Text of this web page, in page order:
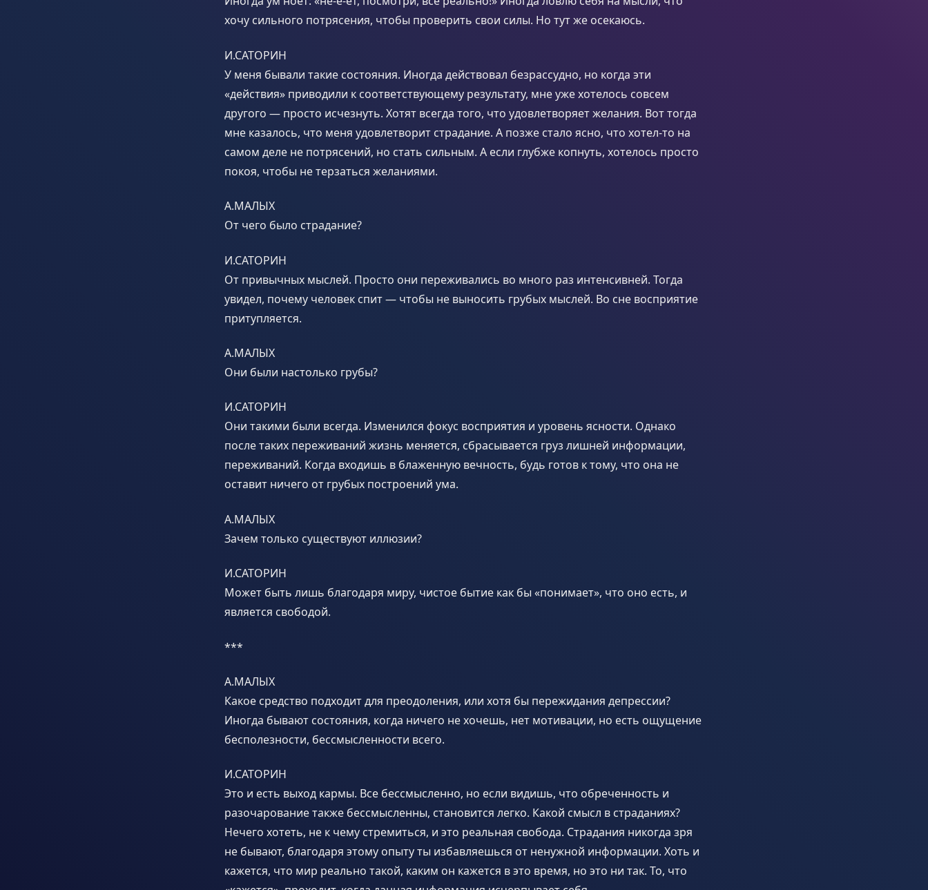
хочу сильного потрясения, чтобы проверить свои силы. Но тут же осекаюсь.
И.САТОРИН
У меня бывали такие состояния. Иногда действовал безрассудно, но когда эти
«действия» приводили к соответствующему результату, мне уже хотелось совсем
другого — просто исчезнуть. Хотят всегда того, что удовлетворяет желания. Вот тогда
мне казалось, что меня удовлетворит страдание. А позже стало ясно, что хотел-то на
самом деле не потрясений, но стать сильным. А если глубже копнуть, хотелось просто
покоя, чтобы не терзаться желаниями.
А.МАЛЫХ
От чего было страдание?
И.САТОРИН
От привычных мыслей. Просто они переживались во много раз интенсивней. Тогда
увидел, почему человек спит — чтобы не выносить грубых мыслей. Во сне восприятие
притупляется.
А.МАЛЫХ
Они были настолько грубы?
И.САТОРИН
Они такими были всегда. Изменился фокус восприятия и уровень ясности. Однако
после таких переживаний жизнь меняется, сбрасывается груз лишней информации,
переживаний. Когда входишь в блаженную вечность, будь готов к тому, что она не
оставит ничего от грубых построений ума.
А.МАЛЫХ
Зачем только существуют иллюзии?
И.САТОРИН
Может быть лишь благодаря миру, чистое бытие как бы «понимает», что оно есть, и
является свободой.
***
А.МАЛЫХ
Какое средство подходит для преодоления, или хотя бы пережидания депрессии?
Иногда бывают состояния, когда ничего не хочешь, нет мотивации, но есть ощущение
бесполезности, бессмысленности всего.
И.САТОРИН
Это и есть выход кармы. Все бессмысленно, но если видишь, что обреченность и
разочарование также бессмысленны, становится легко. Какой смысл в страданиях?
Нечего хотеть, не к чему стремиться, и это реальная свобода. Страдания никогда зря
не бывают, благодаря этому опыту ты избавляешься от ненужной информации. Хоть и
кажется, что мир реально такой, каким он кажется в это время, но это ни так. То, что